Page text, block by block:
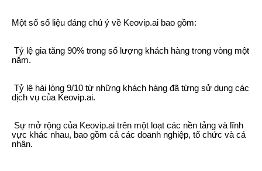
Một số số liệu đáng chú ý về Keovip.ai bao gồm:
Tỷ lệ gia tăng 90% trong số lượng khách hàng trong vòng một
năm.
Tỷ lệ hài lòng 9/10 từ những khách hàng đã từng sử dụng các
dịch vụ của Keovip.ai.
Sự mở rộng của Keovip.ai trên một loạt các nền tảng và lĩnh
vực khác nhau, bao gồm cả các doanh nghiệp, tổ chức và cá
nhân.